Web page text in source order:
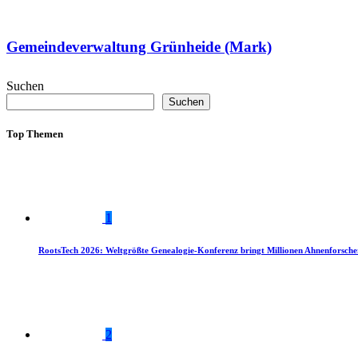
Gemeindeverwaltung Grünheide (Mark)
Suchen
Suchen
Top Themen
1
RootsTech 2026: Weltgrößte Genealogie-Konferenz bringt Millionen
2